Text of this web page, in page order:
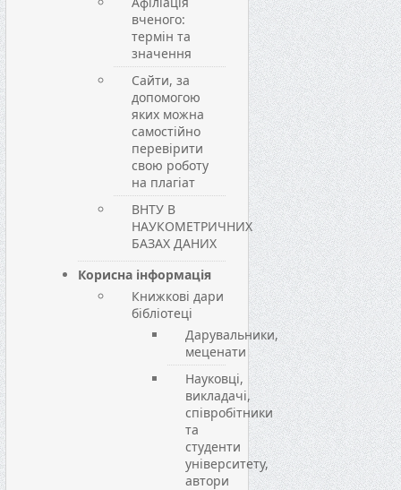
вченого:
термін та
значення
Сайти, за
допомогою
яких можна
самостійно
перевірити
свою роботу
на плагіат
ВНТУ В
НАУКОМЕТРИЧНИХ
БАЗАХ ДАНИХ
Корисна інформація
Книжкові дари
бібліотеці
Дарувальники,
меценати
Науковці,
викладачі,
співробітники
та
студенти
університету,
автори